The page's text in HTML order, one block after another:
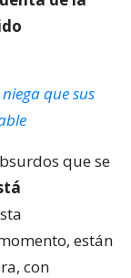
que sus
que se
están
con